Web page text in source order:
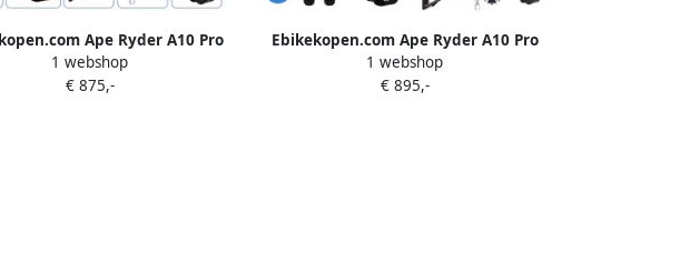
Ape Ryder A10 Pro
Rijklaar 2026 2027 Model
rem Incl. Slot
1 webshop
€ 875,-
Ebikekopen.com Ape Ryder A10 Pro
Rijklaar Nieuwste Model Hydraulische
rem 2026 2027 Fatbike Incl. Slot
1 webshop
€ 895,-